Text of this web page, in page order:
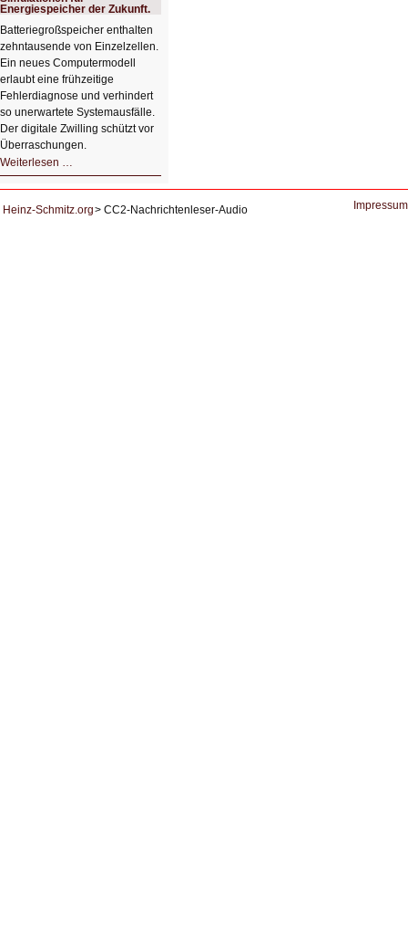
zur
Lernunterstützung
von
Studierenden
Energiespeicher der Zukunft.
Batteriegroßspeicher enthalten
zehntausende von Einzelzellen.
Ein neues Computermodell
erlaubt eine frühzeitige
Fehlerdiagnose und verhindert
so unerwartete Systemausfälle.
Der digitale Zwilling schützt vor
Überraschungen.
Weiterlesen …
für
Zukunft.
Heinz-Schmitz.org CC2-Nachrichtenleser-Audio Impressum